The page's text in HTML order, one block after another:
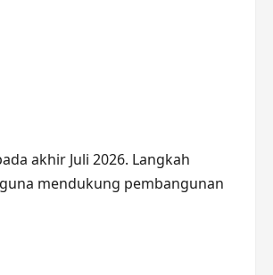
akhir Juli 2026. Langkah
mendukung pembangunan